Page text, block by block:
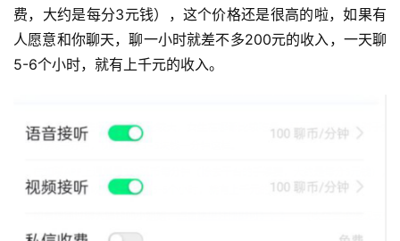
费，大约是每分3元钱），这个价格还是很高的啦，如果有
人愿意和你聊天，聊一小时就差不多200元的收入，一天聊
5-6个小时，就有上千元的收入。